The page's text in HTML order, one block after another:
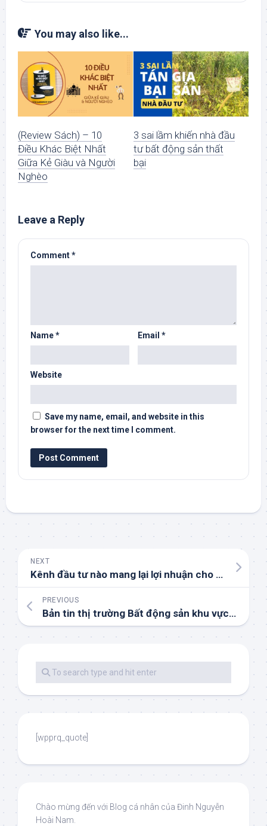
You may also like...
(Review Sách) – 10
Điều Khác Biệt Nhất
Giữa Kẻ Giàu và Người
Nghèo
3 sai lầm khiến nhà đầu
tư bất động sản thất
bại
Leave a Reply
Comment*
Name* Email *
Website
Save my name, email, and website in this
browser for the next time I comment.
NEXT
Kênh đầu tư nào mang lại lợi nhuận cho nhà đầu tư những tháng cuối năm 2022
PREVIOUS
Bản tin thị trường Bất động sản khu vực TPHCM từ ngày 15/8 đến 21/8/2022
[wpprq_quote]
Chào mừng đến với Blog cá nhân của Đinh Nguyễn
Hoài Nam.